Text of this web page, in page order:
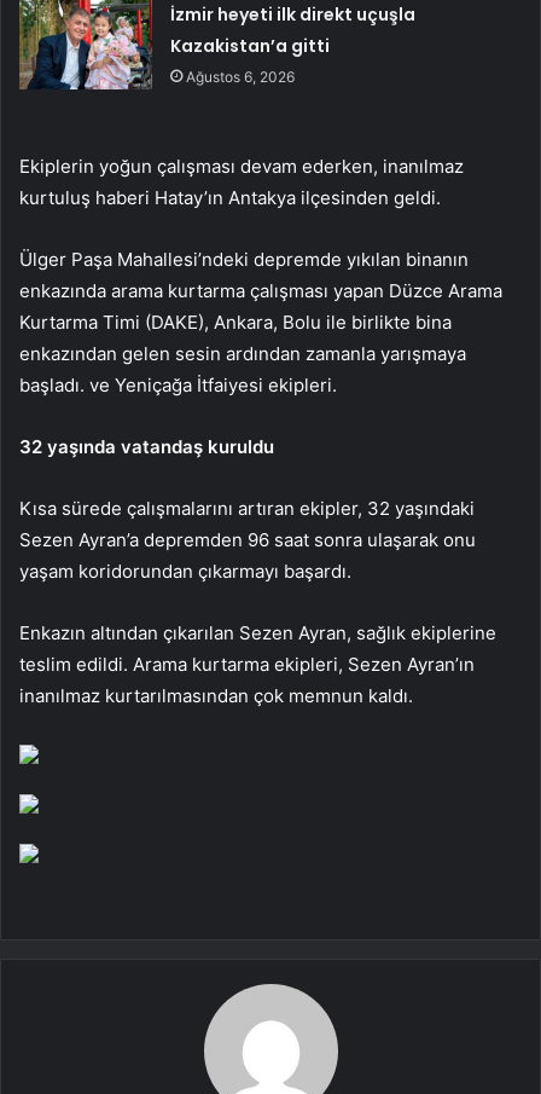
İzmir heyeti ilk direkt uçuşla
Kazakistan’a gitti
Ağustos 6, 2026
Ekiplerin yoğun çalışması devam ederken, inanılmaz
kurtuluş haberi Hatay’ın Antakya ilçesinden geldi.
Ülger Paşa Mahallesi’ndeki depremde yıkılan binanın
enkazında arama kurtarma çalışması yapan Düzce Arama
Kurtarma Timi (DAKE), Ankara, Bolu ile birlikte bina
enkazından gelen sesin ardından zamanla yarışmaya
başladı. ve Yeniçağa İtfaiyesi ekipleri.
32 yaşında vatandaş kuruldu
Kısa sürede çalışmalarını artıran ekipler, 32 yaşındaki
Sezen Ayran’a depremden 96 saat sonra ulaşarak onu
yaşam koridorundan çıkarmayı başardı.
Enkazın altından çıkarılan Sezen Ayran, sağlık ekiplerine
teslim edildi. Arama kurtarma ekipleri, Sezen Ayran’ın
inanılmaz kurtarılmasından çok memnun kaldı.